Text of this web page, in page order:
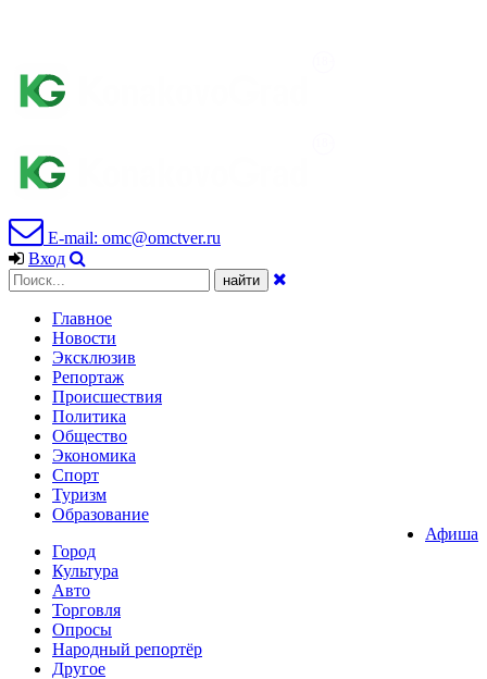
E-mail: omc@omctver.ru
Вход
Главное
Новости
Эксклюзив
Репортаж
Происшествия
Политика
Общество
Экономика
Спорт
Туризм
Образование
Афиша
Город
Культура
Авто
Торговля
Опросы
Народный репортёр
Другое